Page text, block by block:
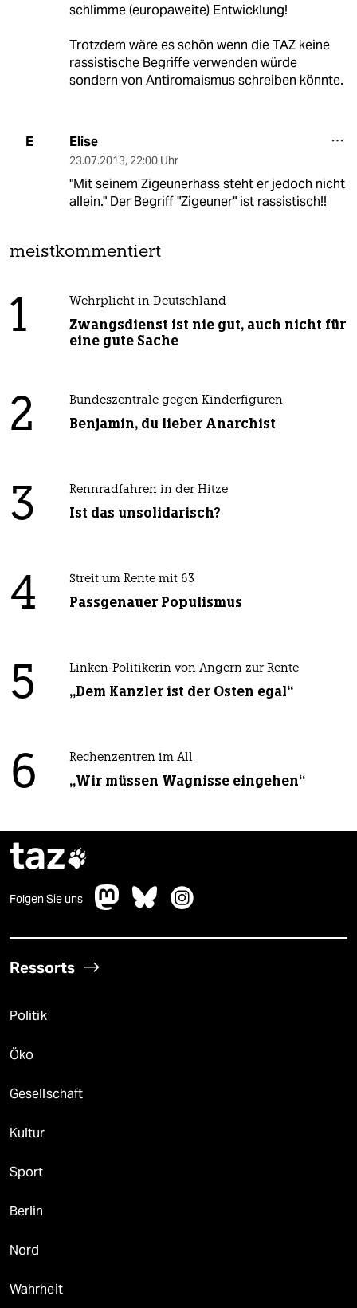
schlimme (europaweite) Entwicklung!
Trotzdem wäre es schön wenn die TAZ keine
rassistische Begriffe verwenden würde
sondern von Antiromaismus schreiben könnte.
E Elise
23.07.2013, 22:00 Uhr
"Mit seinem Zigeunerhass steht er jedoch nicht
allein." Der Begriff "Zigeuner" ist rassistisch!!
meistkommentiert
1 Wehrplicht in Deutschland
Zwangsdienst ist nie gut, auch nicht für
eine gute Sache
2 Bundeszentrale gegen Kinderfiguren
Benjamin, du lieber Anarchist
3 Rennradfahren in der Hitze
Ist das unsolidarisch?
4 Streit um Rente mit 63
Passgenauer Populismus
5 Linken-Politikerin von Angern zur Rente
„Dem Kanzler ist der Osten egal“
6 Rechenzentren im All
„Wir müssen Wagnisse eingehen“
taz
Folgen Sie uns
Ressorts
Politik
Öko
Gesellschaft
Kultur
Sport
Berlin
Nord
Wahrheit